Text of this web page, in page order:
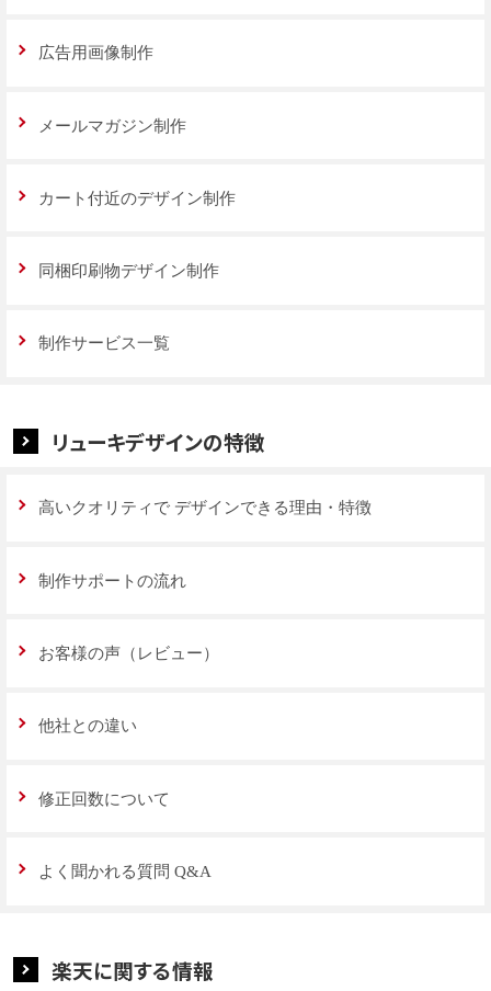
広告用画像制作
メールマガジン制作
カート付近のデザイン制作
同梱印刷物デザイン制作
制作サービス一覧
リューキデザインの特徴
高いクオリティで デザインできる理由・特徴
制作サポートの流れ
お客様の声（レビュー）
他社との違い
修正回数について
よく聞かれる質問 Q&A
楽天に関する情報